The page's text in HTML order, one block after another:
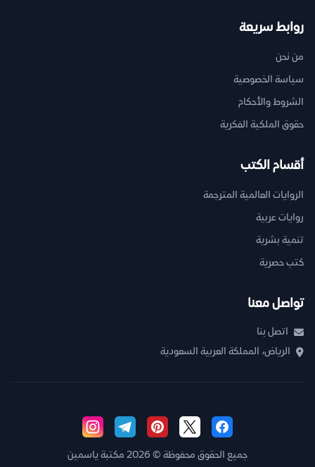
روابط سريعة
من نحن
سياسة الخصوصية
الشروط والأحكام
حقوق الملكية الفكرية
أقسام الكتب
الروايات العالمية المترجمة
روايات عربية
تنمية بشرية
كتب حصرية
تواصل معنا
اتصل بنا
الرياض، المملكة العربية السعودية
جميع الحقوق محفوظة © 2026 مكتبة ياسمين